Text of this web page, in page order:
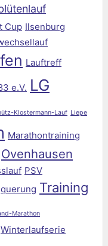
Cup Ilsenburg
Lauftreff
e.V. LG
Klostermann-Lauf Liepe
Marathontraining
Ovenhausen
PSV
Training
Marathon
Winterlaufserie